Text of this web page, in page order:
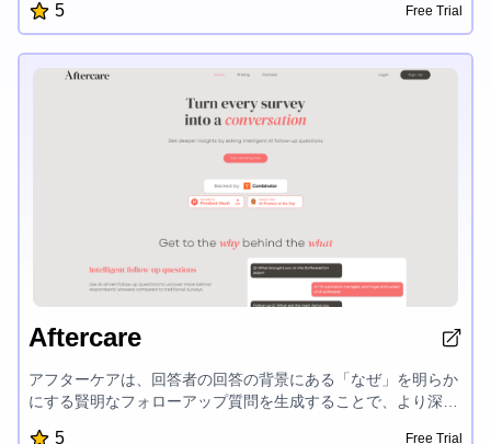
関する包括的な洞察を提供します。直感的なダッシュボードに
は、カスタマイズ可能なレポートと可視化ツールが搭載されて
きます。Clarity.AIは様々なデータソースと容易に連携し、組織
全体の業績を一元的に把握することができます。使いやすいイ
ンターフェイスと堅牢なセキュリティ機能により、データ分析
の力を活用したいエンタープライズ企業から信頼されていま
5 Free Trial
Aftercare
アフターケアは、回答者の回答の背景にある「なぜ」を明らか
にする賢明なフォローアップ質問を生成することで、より深い
5 Free Trial